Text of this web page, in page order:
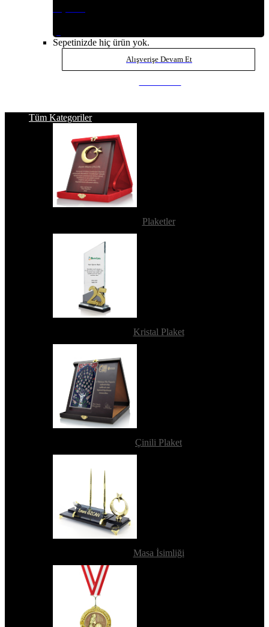
Sepetinizde hiç ürün yok.
Alışverişe Devam Et
Tüm Kategoriler
Plaketler
Kristal Plaket
Çinili Plaket
Masa İsimliği